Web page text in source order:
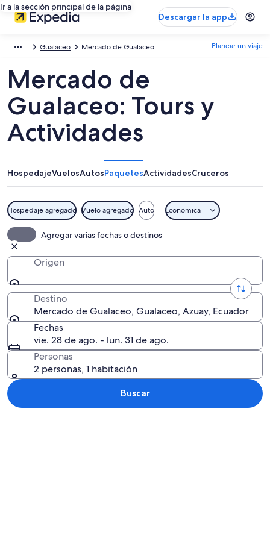
Ir a la sección principal de la página
Descargar la app
Gualaceo Mercado de Gualaceo Planear un viaje
Mercado de
Gualaceo: Tours y
Actividades
HospedajeVuelosAutosPaquetesActividadesCruceros
Hospedaje agregado Vuelo agregado Auto Económica
Agregar varias fechas o destinos
Origen
Destino
Mercado de Gualaceo, Gualaceo, Azuay, Ecuador
Fechas
vie. 28 de ago. - lun. 31 de ago.
Personas
2 personas, 1 habitación
Buscar